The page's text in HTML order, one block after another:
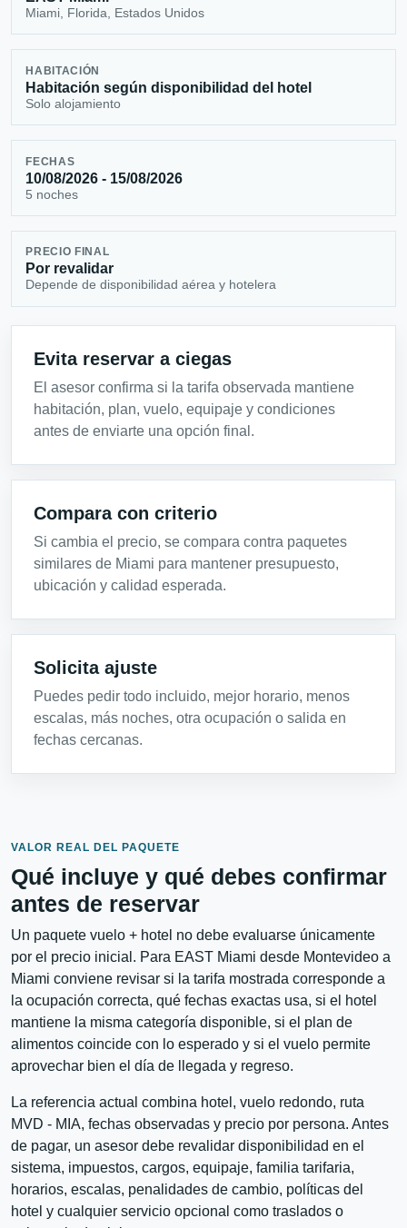
Miami, Florida, Estados Unidos
HABITACIÓN
Habitación según disponibilidad del hotel
Solo alojamiento
FECHAS
10/08/2026 - 15/08/2026
5 noches
PRECIO FINAL
Por revalidar
Depende de disponibilidad aérea y hotelera
Evita reservar a ciegas
El asesor confirma si la tarifa observada mantiene
habitación, plan, vuelo, equipaje y condiciones
antes de enviarte una opción final.
Compara con criterio
Si cambia el precio, se compara contra paquetes
similares de Miami para mantener presupuesto,
ubicación y calidad esperada.
Solicita ajuste
Puedes pedir todo incluido, mejor horario, menos
escalas, más noches, otra ocupación o salida en
fechas cercanas.
VALOR REAL DEL PAQUETE
Qué incluye y qué debes confirmar
antes de reservar
Un paquete vuelo + hotel no debe evaluarse únicamente
por el precio inicial. Para EAST Miami desde Montevideo a
Miami conviene revisar si la tarifa mostrada corresponde a
la ocupación correcta, qué fechas exactas usa, si el hotel
mantiene la misma categoría disponible, si el plan de
alimentos coincide con lo esperado y si el vuelo permite
aprovechar bien el día de llegada y regreso.
La referencia actual combina hotel, vuelo redondo, ruta
MVD - MIA, fechas observadas y precio por persona. Antes
de pagar, un asesor debe revalidar disponibilidad en el
sistema, impuestos, cargos, equipaje, familia tarifaria,
horarios, escalas, penalidades de cambio, políticas del
hotel y cualquier servicio opcional como traslados o